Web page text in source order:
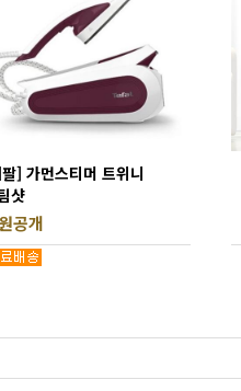
] 가먼스티머 트위니
샷
공개